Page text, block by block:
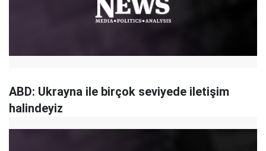
ABD: Ukrayna ile birçok seviyede iletişim
halindeyiz